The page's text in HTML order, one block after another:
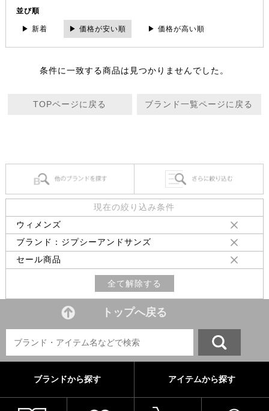
並び順
▶ 新着 ▶ 価格が安い順 ▶ 価格が高い順
条件に一致する商品は見つかりませんでした。
TOPページに戻る ブランド一覧ページに戻る
現在の絞り込み条件
ウィメンズ
ブランド：ジプシーアンドサンズ
セール商品
全て解除する
トップへ戻る
ブランドから探す アイテムから探す